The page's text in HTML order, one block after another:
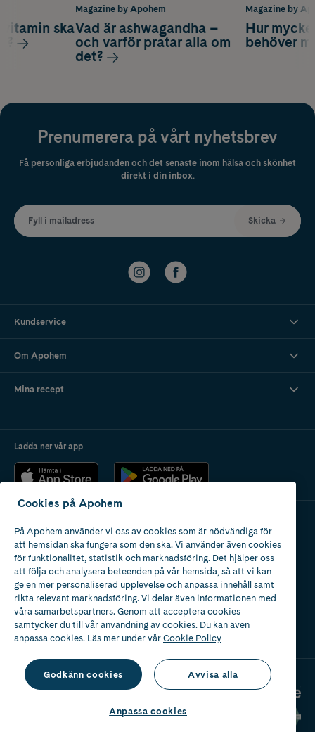
Magazine by
Hur
behöver
ska
Magazine by Apohem
Vad är ashwagandha –
och varför pratar alla om
det?
Prenumerera på vårt nyhetsbrev
Få personliga erbjudanden och det senaste inom hälsa och skönhet
direkt i din inbox.
Fyll i mailadress Skicka
Kundservice
Om Apohem
Mina recept
Ladda ner vår app
Apotek med tillstånd
av Läkemedelsverket
Cookies på Apohem
På Apohem använder vi oss av cookies som är nödvändiga för
att hemsidan ska fungera som den ska. Vi använder även cookies
för funktionalitet, statistik och marknadsföring. Det hjälper oss
att följa och analysera beteenden på vår hemsida, så att vi kan
ge en mer personaliserad upplevelse och anpassa innehåll samt
rikta relevant marknadsföring. Vi delar även informationen med
våra samarbetspartners. Genom att acceptera cookies
samtycker du till vår användning av cookies. Du kan även
anpassa cookies. Läs mer under vårCookie Policy
Godkänn cookies Avvisa alla
Anpassa cookies